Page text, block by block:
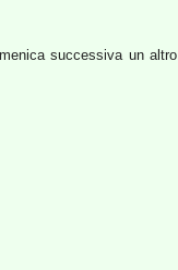
successiva un altro